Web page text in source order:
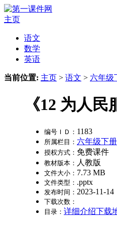
主页
语文
数学
英语
当前位置: 主页 > 语文 > 六年级
《12 为人
编号ＩＤ： 1183
所属栏目： 六年级下册
授权方式： 免费课件
教材版本： 人教版
文件大小： 7.73 MB
文件类型： .pptx
发布时间： 2023-11-14
下载次数：
目录： 详细介绍下载